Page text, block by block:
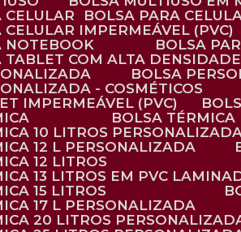
CELULAR
BOLSA PARA
CELULAR IMPERMEÁVEL (PVC)
NOTEBOOK
BOLSA
TABLET COM ALTA DENSIDADE
BOLSA
- COSMÉTICOS
IMPERMEÁVEL (PVC)
BOLSA TÉRMICA
10 LITROS
12 L PERSONALIZADA
12 LITROS
13 LITROS EM PVC
15 LITROS
17 L PERSONALIZADA
20 LITROS